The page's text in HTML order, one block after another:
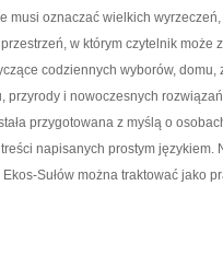
musi oznaczać wielkich
w którym czytelnik może
codziennych wyborów,
przyrody i nowoczesnych
przygotowana z myślą o
napisanych prostym językiem.
Sułów można traktować jako